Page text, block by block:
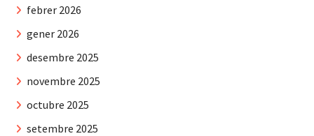
febrer 2026
gener 2026
desembre 2025
novembre 2025
octubre 2025
setembre 2025